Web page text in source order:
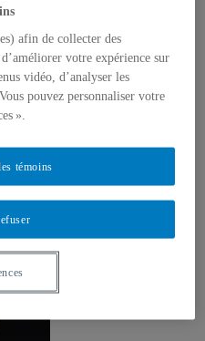
afin de collecter des
votre expérience sur
vidéo, d’analyser les
pouvez personnaliser votre
».
témoins